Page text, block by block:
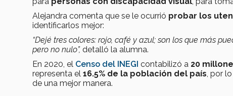
Alejandra comenta que se le ocurrió probar los
identificarlos mejor:
“Dejé tres colores: rojo, café y azul; son los que más
pero no nulo”, detalló la alumna.
En 2020, el Censo del INEGI contabilizó a 20
representa el 16.5% de la población del país, por
de una mejor manera.